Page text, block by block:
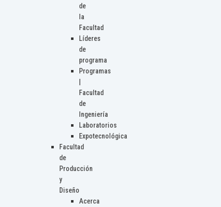
de
la
Facultad
Líderes
de
programa
Programas
Facultad
de
Ingeniería
Laboratorios
Expotecnológica
Facultad
de
Producción
y
Diseño
Acerca